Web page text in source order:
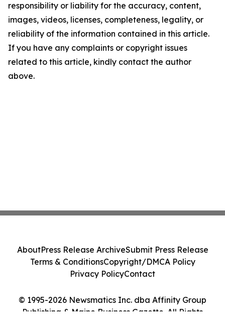
responsibility or liability for the accuracy, content,
images, videos, licenses, completeness, legality, or
reliability of the information contained in this article.
If you have any complaints or copyright issues
related to this article, kindly contact the author
above.
© 1995-2026 Newsmatics Inc. dba Affinity Group
Publishing & Maine Business Gazette. All Rights
AboutPress Release ArchiveSubmit Press Release
Terms & ConditionsCopyright/DMCA Policy
Privacy PolicyContact